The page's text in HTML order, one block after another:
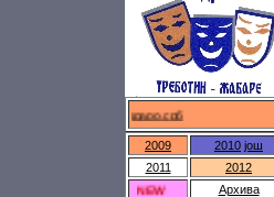
федраро.срб
2009 2010 још
2011
2012
NEW
Архива